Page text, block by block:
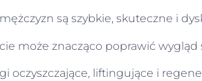
są szybkie, skuteczne i
może znacząco poprawić wygląd
oczyszczające, liftingujące i